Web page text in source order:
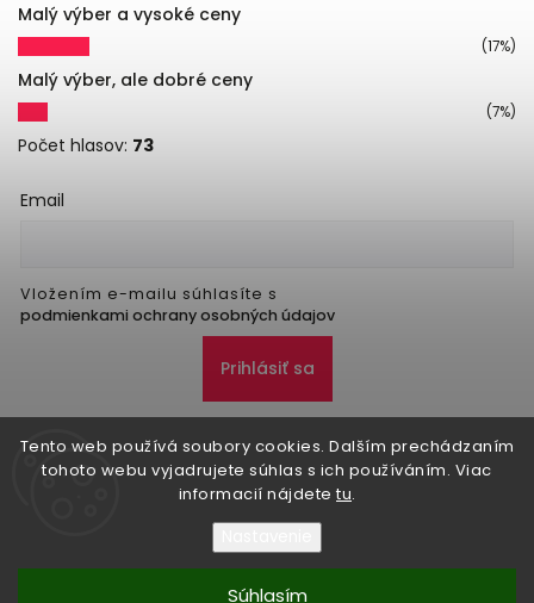
Tento web používá soubory cookies. Dalším prechádzaním
tohoto webu vyjadrujete súhlas s ich používáním. Viac
informacií nájdete tu.
Súhlasím
Malý výber a vysoké ceny
(17%)
Malý výber, ale dobré ceny
(7%)
Počet hlasov: 73
Email
Vložením e-mailu súhlasíte s
podmienkami ochrany osobných údajov
Prihlásiť sa
Upraviť nastavenie cookies